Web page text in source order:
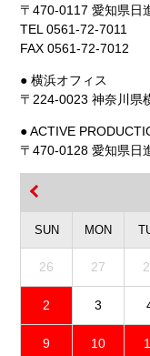
〒470-0117 愛知県日
TEL 0561-72-7011
FAX 0561-72-7012
● 横浜オフィス
〒224-0023 神奈川県
● ACTIVE
〒470-0128 愛知県日
SUN MON
26 27
2 3
9 10